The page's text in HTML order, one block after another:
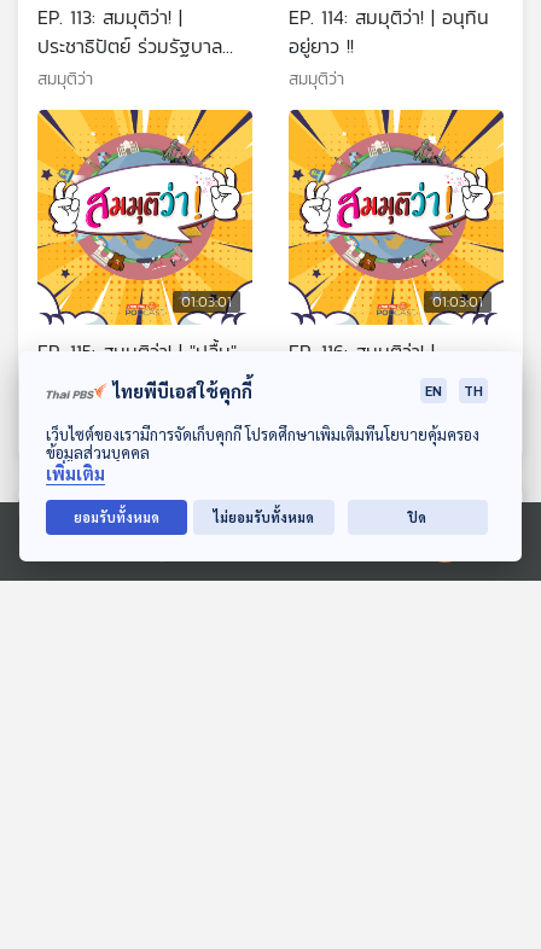
ดาวน์โหลด Thai PBS Podcast Application
Ⓒ 2020 องค์การกระจายเสียงและแพร่ภาพสาธารณะแห่งประเทศไทย
EP. 113: สมมุติว่า! |
ประชาธิปัตย์ ร่วมรัฐบาล
อนุทิน !!
สมมุติว่า
EP. 114: สมมุติว่า! | อนุทิน
อยู่ยาว !!
สมมุติว่า
01:03:01
EP. 115: สมมุติว่า! | "ปลื้ม"
ได้ออกแบบการปกครอง
อิหร่าน !!
01:03:01
EP. 116: สมมุติว่า! |
สงครามยืดเยื้อเกิน 6 เดือน
ตอนที่เกี่ยวข้อง
ไทยพีบีเอสใช้คุกกี้ EN TH
เว็บไซต์ของเรามีการจัดเก็บคุกกี้ โปรดศึกษาเพิ่มเติมที่นโยบายคุ้มครอง
ข้อมูลส่วนบุคคล
เพิ่มเติม
ยอมรับทั้งหมด ไม่ยอมรับทั้งหมด ปิด